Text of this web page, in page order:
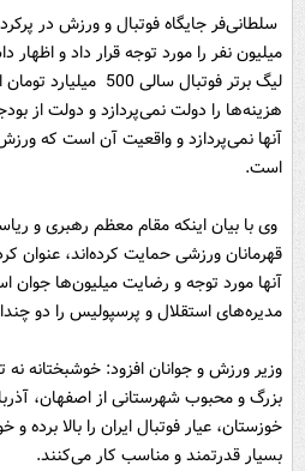
میلیون نفر را مورد توجه قرار داد و
لیگ برتر فوتبال
هزینه‌ها را دولت نمی‌پردازد و دولت از
آنها نمی‌پردازد و واقعیت آن است که
است.
وی با بیان اینکه مقام معظم رهبری و
قهرمانان ورزشی حمایت کرده‌‌اند، عنوان
آنها مورد توجه و رضایت میلیون‌ها
مدیره‌های استقلال و پرسپولیس را دو
وزیر ورزش و جوانان افزود: خوشبختانه نه
بزرگ و محبوب شهرستانی از اصفهان،
خوزستان، عیار فوتبال ایران را بالا برده
بسیار قدرتمند و مناسب کار می‌کنند.